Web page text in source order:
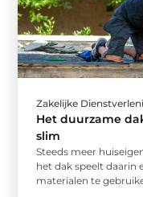
Zakelijke
Het duurzame
slim
Steeds meer
het dak speelt daarin
materialen te